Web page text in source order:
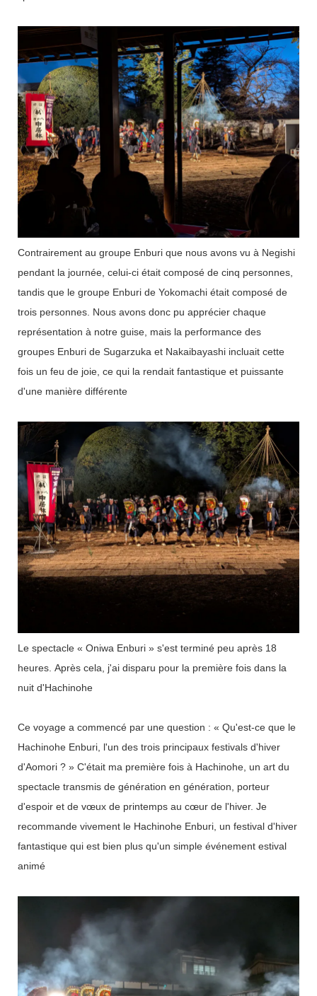
Contrairement au groupe Enburi que nous avons vu à Negishi
pendant la journée, celui-ci était composé de cinq personnes,
tandis que le groupe Enburi de Yokomachi était composé de
trois personnes. Nous avons donc pu apprécier chaque
représentation à notre guise, mais la performance des
groupes Enburi de Sugarzuka et Nakaibayashi incluait cette
fois un feu de joie, ce qui la rendait fantastique et puissante
d'une manière différente
Le spectacle « Oniwa Enburi » s'est terminé peu après 18
heures. Après cela, j'ai disparu pour la première fois dans la
nuit d'Hachinohe
Ce voyage a commencé par une question : « Qu'est-ce que le
Hachinohe Enburi, l'un des trois principaux festivals d'hiver
d'Aomori ? » C'était ma première fois à Hachinohe, un art du
spectacle transmis de génération en génération, porteur
d'espoir et de vœux de printemps au cœur de l'hiver. Je
recommande vivement le Hachinohe Enburi, un festival d'hiver
fantastique qui est bien plus qu'un simple événement estival
animé